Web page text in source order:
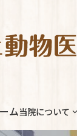
ム当院について